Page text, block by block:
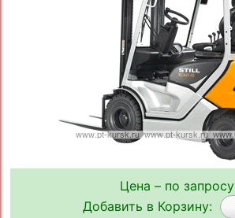
Цена – по запросу
Добавить в Корзину: